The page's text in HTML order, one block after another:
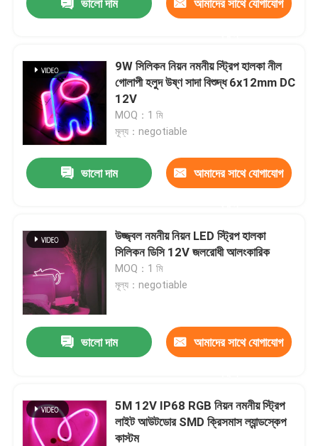
ভালো দাম আমাদের সাথে যোগাযোগ
9W সিলিকন নিয়ন নমনীয় স্ট্রিপ হালকা নীল
গোলাপী হলুদ উষ্ণ সাদা বিশুদ্ধ 6x12mm DC
12V
MOQ：1 মি
মূল্য：negotiable
ভালো দাম আমাদের সাথে যোগাযোগ
উজ্জ্বল নমনীয় নিয়ন LED স্ট্রিপ হালকা
সিলিকন ডিসি 12V জলরোধী আলংকারিক
MOQ：1 মি
মূল্য：negotiable
ভালো দাম আমাদের সাথে যোগাযোগ
5M 12V IP68 RGB নিয়ন নমনীয় স্ট্রিপ
লাইট আউটডোর SMD ক্রিসমাস ল্যান্ডস্কেপ
কাস্টম